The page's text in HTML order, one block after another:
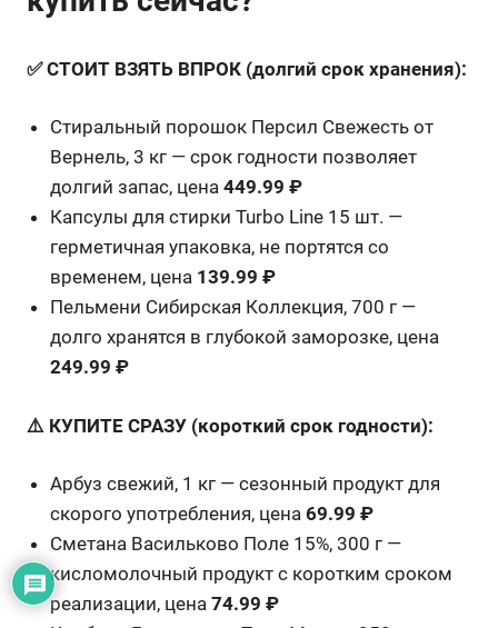
✅ СТОИТ ВЗЯТЬ ВПРОК (долгий срок хранения):
Стиральный порошок Персил Свежесть от
Вернель, 3 кг — срок годности позволяет
долгий запас, цена449.99 ₽
Капсулы для стирки Turbo Line 15 шт. —
герметичная упаковка, не портятся со
временем, цена 139.99 ₽
Пельмени Сибирская Коллекция, 700 г —
долго хранятся в глубокой заморозке, цена
249.99 ₽
⚠️ КУПИТЕ СРАЗУ (короткий срок годности):
Арбуз свежий, 1 кг — сезонный продукт для
скорого употребления, цена69.99 ₽
Сметана Васильково Поле 15%, 300 г —
кисломолочный продукт с коротким сроком
реализации, цена74.99 ₽